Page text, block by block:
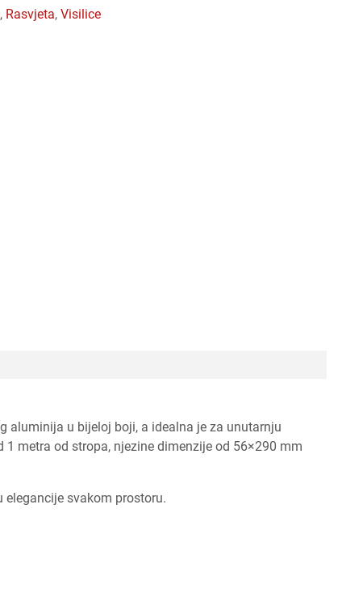
, rasvjeta, visilice
aluminija u bijeloj boji, a idealna je za unutarnju
metra od stropa, njezine dimenzije od 56×290 mm
svakom prostoru.